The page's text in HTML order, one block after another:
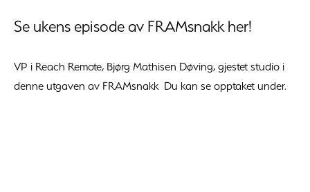
Se ukens episode av FRAMsnakk her!
VP i Reach Remote, Bjørg Mathisen Døving, gjestet studio i
denne utgaven av FRAMsnakk Du kan se opptaket under.